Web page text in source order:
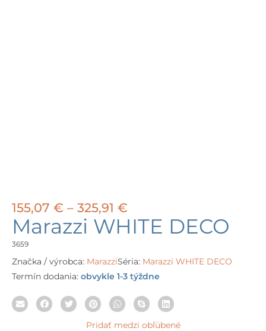
155,07 € – 325,91 €
range:
155,07 €
325,91 €
Marazzi WHITE DECO
3659
Značka / výrobca: MarazziSéria: Marazzi WHITE DECO
Termín dodania: obvykle 1-3 týždne
Pridať medzi obľúbené